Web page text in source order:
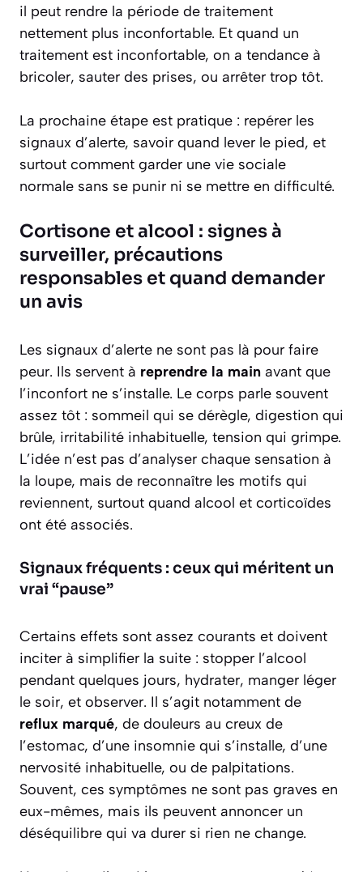
il peut rendre la période de traitement
nettement plus inconfortable. Et quand un
traitement est inconfortable, on a tendance à
bricoler, sauter des prises, ou arrêter trop tôt.
La prochaine étape est pratique : repérer les
signaux d’alerte, savoir quand lever le pied, et
surtout comment garder une vie sociale
normale sans se punir ni se mettre en difficulté.
Cortisone et alcool : signes à
surveiller, précautions
responsables et quand demander
un avis
Les signaux d’alerte ne sont pas là pour faire
peur. Ils servent à reprendre la main avant que
l’inconfort ne s’installe. Le corps parle souvent
assez tôt : sommeil qui se dérègle, digestion qui
brûle, irritabilité inhabituelle, tension qui grimpe.
L’idée n’est pas d’analyser chaque sensation à
la loupe, mais de reconnaître les motifs qui
reviennent, surtout quand alcool et corticoïdes
ont été associés.
Signaux fréquents : ceux qui méritent un
vrai “pause”
Certains effets sont assez courants et doivent
inciter à simplifier la suite : stopper l’alcool
pendant quelques jours, hydrater, manger léger
le soir, et observer. Il s’agit notamment de
reflux marqué, de douleurs au creux de
l’estomac, d’une insomnie qui s’installe, d’une
nervosité inhabituelle, ou de palpitations.
Souvent, ces symptômes ne sont pas graves en
eux-mêmes, mais ils peuvent annoncer un
déséquilibre qui va durer si rien ne change.